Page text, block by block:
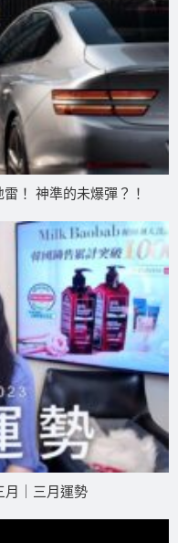
！ 神準的未爆彈？！
月｜三月運勢